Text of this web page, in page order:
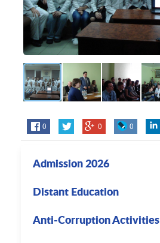
0 0 0
Admission 2026
Distant Education
Anti-Corruption Activities